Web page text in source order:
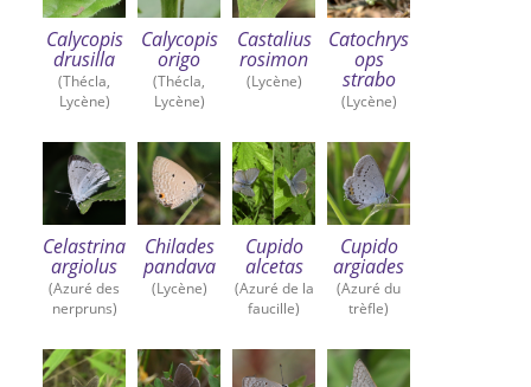
Calycopis
drusilla
(Thécla,
Lycène)
Calycopis
origo
(Thécla,
Lycène)
Castalius
rosimon
(Lycène)
Catochrys
ops
strabo
(Lycène)
Celastrina
argiolus
(Azuré des
nerpruns)
Chilades
pandava
(Lycène)
Cupido
alcetas
(Azuré de la
faucille)
Cupido
argiades
(Azuré du
trèfle)